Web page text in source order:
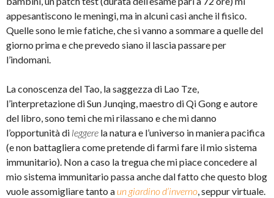
appesantiscono le meningi, ma in alcuni casi anche il fisico.
Quelle sono le mie fatiche, che si vanno a sommare a quelle del
giorno prima e che prevedo siano il lascia passare per
l’indomani.
La conoscenza del Tao, la saggezza di Lao Tze,
l’interpretazione di Sun Junqing, maestro di Qi Gong e autore
del libro, sono temi che mi rilassano e che mi danno
l’opportunità di leggere la natura e l’universo in maniera pacifica
(e non battagliera come pretende di farmi fare il mio sistema
immunitario). Non a caso la tregua che mi piace concedere al
mio sistema immunitario passa anche dal fatto che questo blog
vuole assomigliare tanto a un giardino d’inverno, seppur virtuale.